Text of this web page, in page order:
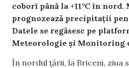
coborî până la +11°C în
prognozează precipitații
Datele se regăsesc pe
Meteorologie și Monitoring
În nordul țării, la Briceni, ziua